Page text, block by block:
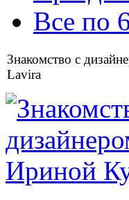
Все по
Знакомство с
Lavira